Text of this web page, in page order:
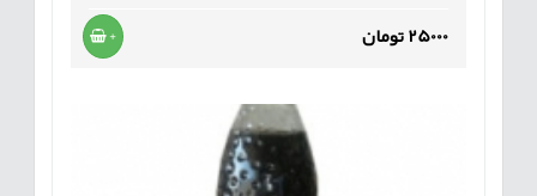
25000 تومان +